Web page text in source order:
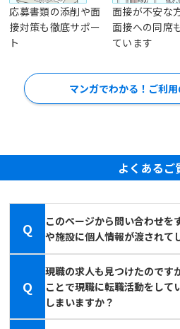
応募書類の添削や面
接対策も徹底サポー
ト
面接が不安な
面接への同席
ています
マンガでわかる！ご利
よくあるご
Q
このページから問い合わせを
や施設に個人情報が渡されて
Q
現職の求人も見つけたのです
ことで現職に転職活動をして
しまいますか？